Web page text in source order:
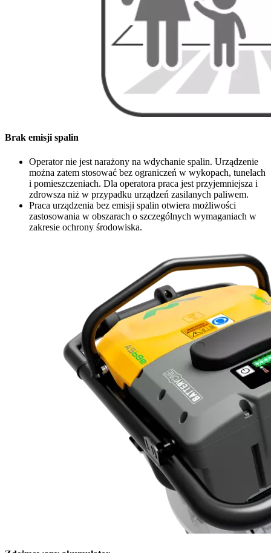
Brak emisji spalin
Operator nie jest narażony na wdychanie spalin. Urządzenie
można zatem stosować bez ograniczeń w wykopach, tunelach
i pomieszczeniach. Dla operatora praca jest przyjemniejsza i
zdrowsza niż w przypadku urządzeń zasilanych paliwem.
Praca urządzenia bez emisji spalin otwiera możliwości
zastosowania w obszarach o szczególnych wymaganiach w
zakresie ochrony środowiska.